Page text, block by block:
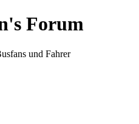
Forum
und Fahrer